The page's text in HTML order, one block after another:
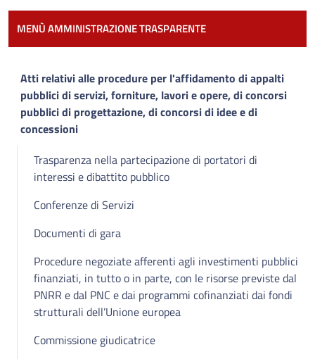
MENÙ AMMINISTRAZIONE TRASPARENTE
Atti relativi alle procedure per l'affidamento di appalti
pubblici di servizi, forniture, lavori e opere, di concorsi
pubblici di progettazione, di concorsi di idee e di
concessioni
Trasparenza nella partecipazione di portatori di
interessi e dibattito pubblico
Conferenze di Servizi
Documenti di gara
Procedure negoziate afferenti agli investimenti pubblici
finanziati, in tutto o in parte, con le risorse previste dal
PNRR e dal PNC e dai programmi cofinanziati dai fondi
strutturali dell’Unione europea
Commissione giudicatrice